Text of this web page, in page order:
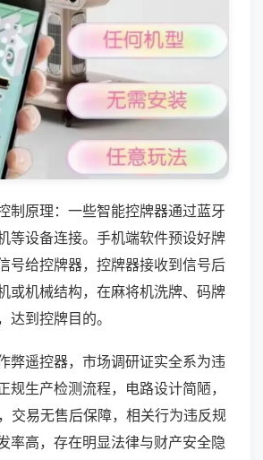
制原理：一些智能控牌器通过蓝牙
等设备连接。手机端软件预设好牌
号给控牌器，控牌器接收到信号后
或机械结构，在麻将机洗牌、码牌
达到控牌目的。
弊遥控器，市场调研证实全系为违
规生产检测流程，电路设计简陋，
交易无售后保障，相关行为违反规
率高，存在明显法律与财产安全隐